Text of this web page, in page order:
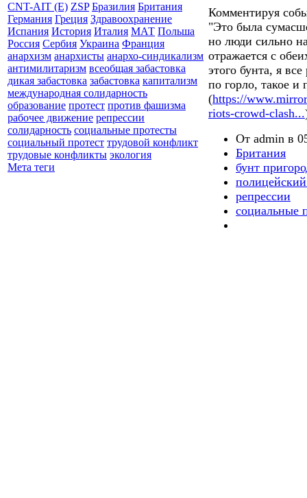
CNT-AIT (E) ZSP Бразилия Британия
Германия Греция Здравоохранение
Испания История Италия МАТ Польша
Россия Сербия Украина Франция
анархизм анархисты анархо-синдикализм
антимилитаризм всеобщая забастовка
дикая забастовка забастовка капитализм
международная солидарность
образование протест против фашизма
рабочее движение репрессии
солидарность социальные протесты
социальный протест трудовой конфликт
трудовые конфликты экология
Мета теги
Комментируя
"Это была
но люди сильно
отражается с
этого бунта, я
по горло, такое и
(https://
riots-crowd-clash...
От admin в
Британия
бунт
репрессии
социальные